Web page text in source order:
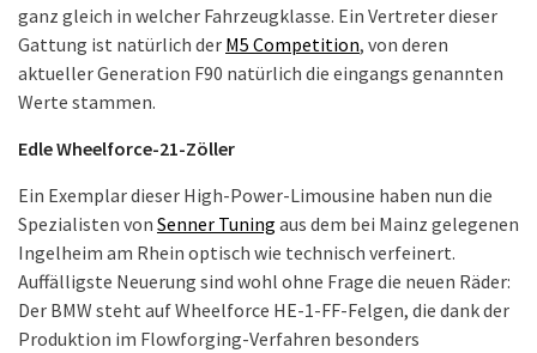
ganz gleich in welcher Fahrzeugklasse. Ein Vertreter dieser
Gattung ist natürlich der M5 Competition, von deren
aktueller Generation F90 natürlich die eingangs genannten
Werte stammen.
Edle Wheelforce-21-Zöller
Ein Exemplar dieser High-Power-Limousine haben nun die
Spezialisten von Senner Tuning aus dem bei Mainz gelegenen
Ingelheim am Rhein optisch wie technisch verfeinert.
Auffälligste Neuerung sind wohl ohne Frage die neuen Räder:
Der BMW steht auf Wheelforce HE-1-FF-Felgen, die dank der
Produktion im Flowforging-Verfahren besonders